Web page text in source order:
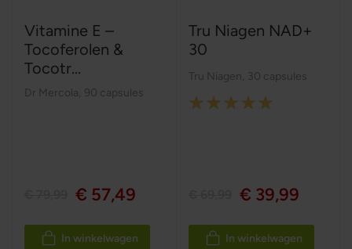
Vitamine E –
Tocoferolen &
Tocotr...
Dr Mercola 90 capsules
€ 57,49
In winkelwagen
Tru Niagen NAD+
30
Tru Niagen 30 capsules
Rating:
€ 39,99
In winkelwagen